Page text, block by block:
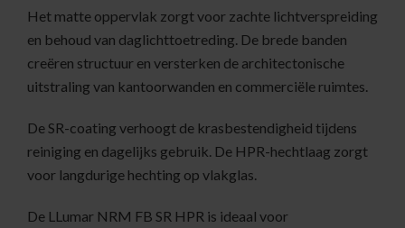
Het matte oppervlak zorgt voor zachte lichtverspreiding
en behoud van daglichttoetreding. De brede banden
creëren structuur en versterken de architectonische
uitstraling van kantoorwanden en commerciële ruimtes.
De SR-coating verhoogt de krasbestendigheid tijdens
reiniging en dagelijks gebruik. De HPR-hechtlaag zorgt
voor langdurige hechting op vlakglas.
De LLumar NRM FB SR HPR is ideaal voor